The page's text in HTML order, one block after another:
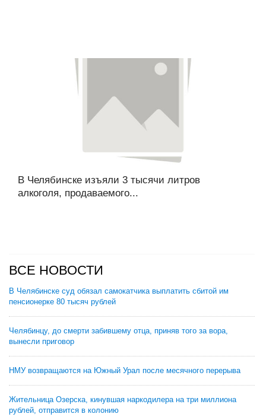
В Челябинске изъяли 3 тысячи литров
алкоголя, продаваемого...
ВСЕ НОВОСТИ
В Челябинске суд обязал самокатчика выплатить сбитой им
пенсионерке 80 тысяч рублей
Челябинцу, до смерти забившему отца, приняв того за вора,
вынесли приговор
НМУ возвращаются на Южный Урал после месячного перерыва
Жительница Озерска, кинувшая наркодилера на три миллиона
рублей, отправится в колонию